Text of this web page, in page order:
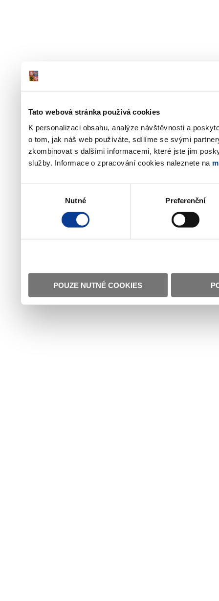
Tato webová stránka používá cookies
K personalizaci obsahu, analýze návštěvnosti a
o tom, jak náš web používáte, sdílíme se svými
zkombinovat s dalšími informacemi, které jste jim
služby. Informace o zpracování cookies naleznete na
Nutné Preferenční
POUZE NUTNÉ COOKIES